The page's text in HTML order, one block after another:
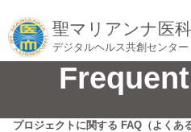
聖マリアンナ医
デジタルヘルス共創センター
プロジェクトに関する FAQ（よくあ